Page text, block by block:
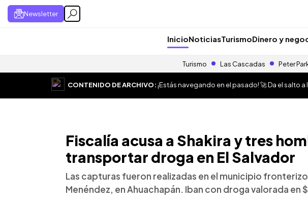
Newsletter
InicioNoticiasTurismoDinero y
Turismo Las Cascadas Peter
CONTENIDO DE ARCHIVO:¡Estás navegando en el pasado! 🚀 Da el salto
Fiscalía acusa a Shakira y tres
transportar droga en El Salvador
Las capturas fueron realizadas en el municipio
Menéndez, en Ahuachapán. Iban con droga valorada en